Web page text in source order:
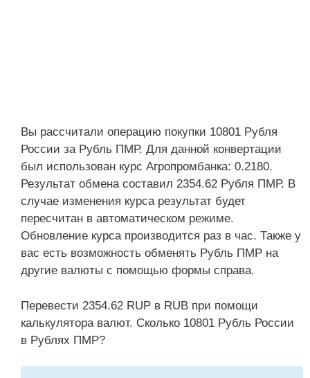
Вы рассчитали операцию покупки 10801 Рубля
России за Рубль ПМР. Для данной конвертации
был использован курс Агропромбанка: 0.2180.
Результат обмена составил 2354.62 Рубля ПМР. В
случае изменения курса результат будет
пересчитан в автоматическом режиме.
Обновление курса производится раз в час. Также у
вас есть возможность обменять Рубль ПМР на
другие валюты с помощью формы справа.
Перевести 2354.62 RUP в RUB при помощи
калькулятора валют. Сколько 10801 Рубль России
в Рублях ПМР?